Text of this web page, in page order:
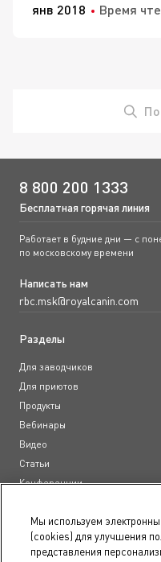
янв 2018 Время
8 800 200 1333
Бесплатная горячая линия
Работает в будние дни — с
по московскому времени
Написать нам
rbc.msk@royalcanin.com
Разделы
Для заводчиков
Для приютов
Продукты
Вебинары
Видео
Статьи
Конференции
Документы
Мы используем
(cookies) для улучшения
представления